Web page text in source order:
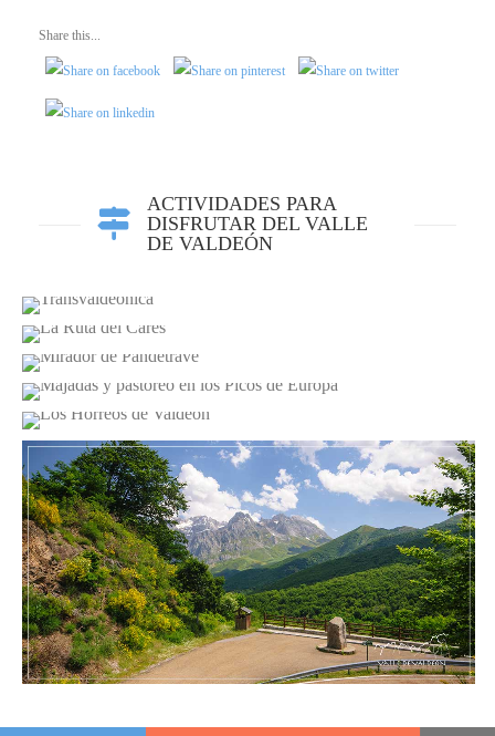
Share this...
ACTIVIDADES PARA
DISFRUTAR DEL VALLE
DE VALDEÓN
MIRADOR DE PANDETRAVE
LOS HÓRREOS DE VALDEÓN
MIRADOR DE VALDEÓN